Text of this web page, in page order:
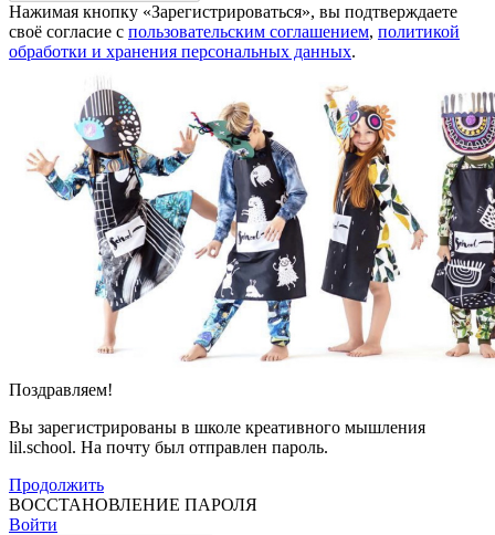
Нажимая кнопку «Зарегистрироваться», вы подтверждаете
своё согласие с пользовательским соглашением, политикой
обработки и хранения персональных данных.
Поздравляем!
Вы зарегистрированы в школе креативного мышления
lil.school. На почту был отправлен пароль.
Продолжить
ВОССТАНОВЛЕНИЕ ПАРОЛЯ
Войти